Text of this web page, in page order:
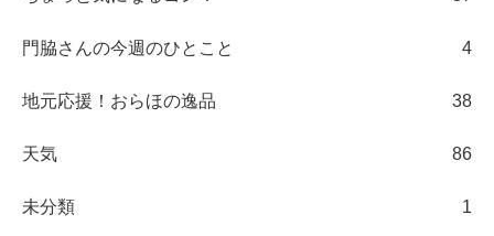
門脇さんの今週のひとこと 4
地元応援！おらほの逸品 38
天気 86
未分類 1